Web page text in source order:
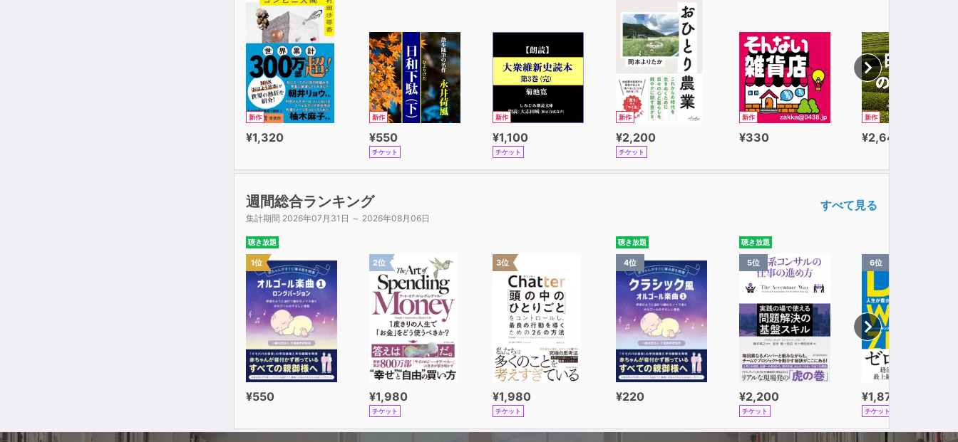
新作
¥1,320
新作
¥550
チケット
新作
¥1,100
チケット
新作
¥2,200
チケット
新作
¥330
新作
¥2,640
週間総合ランキング
集計期間 2026年07月31日 ～ 2026年08月06日
すべて見る
聴き放題
1位
¥550
2位
¥1,980
チケット
3位
¥1,980
チケット
聴き放題
4位
¥220
聴き放題
5位
¥2,200
チケット
6位
¥1,870
チケット